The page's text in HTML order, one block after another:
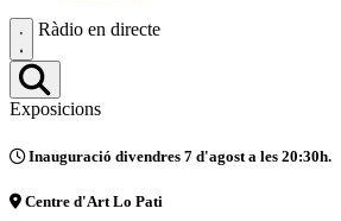
Ràdio en directe
Exposicions
Inauguració divendres 7 d'agost a les 20:30h.
Centre d'Art Lo Pati